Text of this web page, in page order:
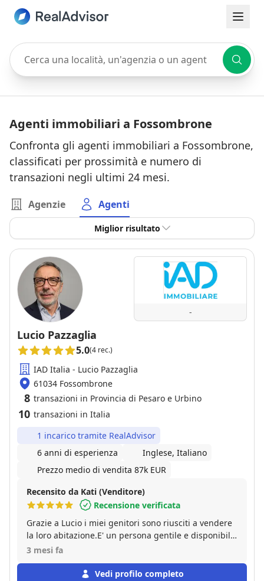
Cerca una località, un'agenzia o un agente
Agenti immobiliari a Fossombrone
Confronta gli agenti immobiliari a Fossombrone,
classificati per prossimità e numero di
transazioni negli ultimi 24 mesi.
Agenzie Agenti
Miglior risultato
-
Lucio Pazzaglia
5.0(4 rec.)
IAD Italia - Lucio Pazzaglia
61034 Fossombrone
8 transazioni in Provincia di Pesaro e Urbino
10 transazioni in Italia
1 incarico tramite RealAdvisor
6 anni di esperienza
Inglese, Italiano
Prezzo medio di vendita 87k EUR
Recensito da Kati (Venditore)
Recensione verificata
Grazie a Lucio i miei genitori sono riusciti a vendere
la loro abitazione.E' un persona gentile e disponibile
e ci siamo trovati bene.
3 mesi fa
Vedi profilo completo